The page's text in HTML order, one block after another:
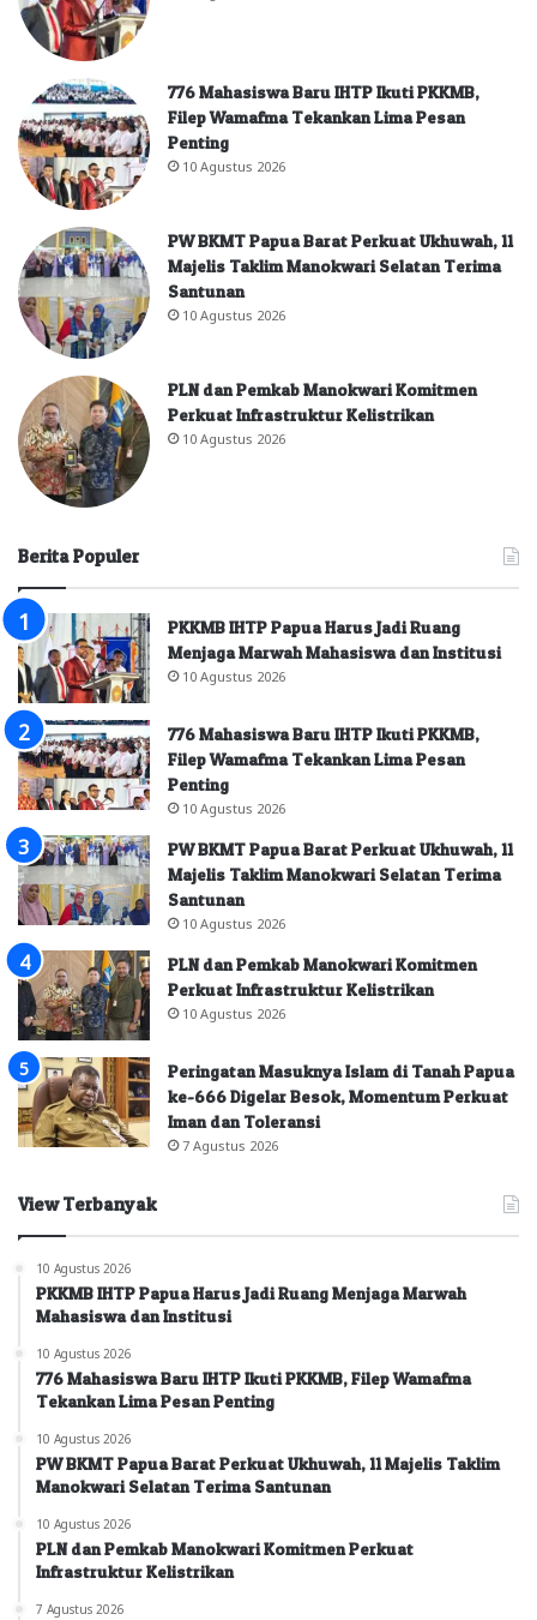
776 Mahasiswa Baru IHTP Ikuti PKKMB,
Filep Wamafma Tekankan Lima Pesan
Penting
10 Agustus 2026
PW BKMT Papua Barat Perkuat Ukhuwah, 11
Majelis Taklim Manokwari Selatan Terima
Santunan
10 Agustus 2026
PLN dan Pemkab Manokwari Komitmen
Perkuat Infrastruktur Kelistrikan
10 Agustus 2026
Berita Populer
PKKMB IHTP Papua Harus Jadi Ruang
Menjaga Marwah Mahasiswa dan Institusi
10 Agustus 2026
776 Mahasiswa Baru IHTP Ikuti PKKMB,
Filep Wamafma Tekankan Lima Pesan
Penting
10 Agustus 2026
PW BKMT Papua Barat Perkuat Ukhuwah, 11
Majelis Taklim Manokwari Selatan Terima
Santunan
10 Agustus 2026
PLN dan Pemkab Manokwari Komitmen
Perkuat Infrastruktur Kelistrikan
10 Agustus 2026
Peringatan Masuknya Islam di Tanah Papua
ke-666 Digelar Besok, Momentum Perkuat
Iman dan Toleransi
7 Agustus 2026
View Terbanyak
10 Agustus 2026
PKKMB IHTP Papua Harus Jadi Ruang Menjaga Marwah
Mahasiswa dan Institusi
10 Agustus 2026
776 Mahasiswa Baru IHTP Ikuti PKKMB, Filep Wamafma
Tekankan Lima Pesan Penting
10 Agustus 2026
PW BKMT Papua Barat Perkuat Ukhuwah, 11 Majelis Taklim
Manokwari Selatan Terima Santunan
10 Agustus 2026
PLN dan Pemkab Manokwari Komitmen Perkuat
Infrastruktur Kelistrikan
7 Agustus 2026